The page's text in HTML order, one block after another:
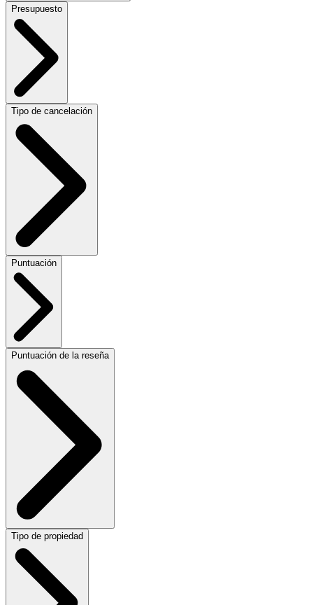
Presupuesto
Tipo de cancelación
Puntuación
Puntuación de la reseña
Tipo de propiedad